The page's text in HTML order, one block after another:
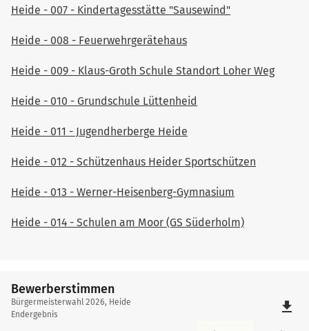
Heide - 007 - Kindertagesstätte "Sausewind"
Heide - 008 - Feuerwehrgerätehaus
Heide - 009 - Klaus-Groth Schule Standort Loher Weg
Heide - 010 - Grundschule Lüttenheid
Heide - 011 - Jugendherberge Heide
Heide - 012 - Schützenhaus Heider Sportschützen
Heide - 013 - Werner-Heisenberg-Gymnasium
Heide - 014 - Schulen am Moor (GS Süderholm)
Bewerberstimmen
Bewerberstimmen
Bürgermeisterwahl 2026, Heide
Endergebnis
file_download